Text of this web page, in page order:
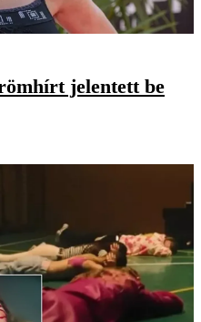
jelentett be